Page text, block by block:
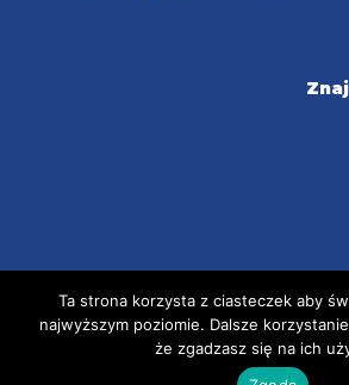
COPYRIGHT © 2025
wykonanie:
Ta strona korzysta z ciasteczek aby
najwyższym poziomie. Dalsze
że zgadzasz się na ich